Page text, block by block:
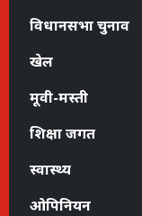
विधानसभा चुनाव
खेल
मूवी-मस्ती
शिक्षा जगत
स्वास्थ्य
ओपिनियन